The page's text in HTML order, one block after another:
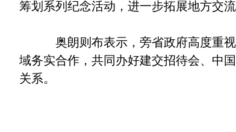
筹划系列纪念活动，进一步拓展地方交
奥朗则布表示，旁省政府高度重视
域务实合作，共同办好建交招待会、中
关系。